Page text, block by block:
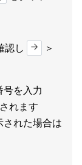
認し ＞
を入力
れます
れた場合は